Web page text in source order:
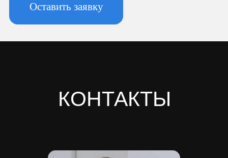
3, к. 2, литера А, помещ. 135-Н офис А-1,
комната 2
Реквизиты:
БИК 044525104
Банк ООО "Банк Точка"